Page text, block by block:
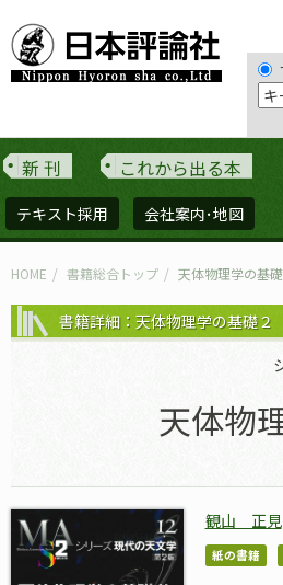
新 刊 これから出る本
テキスト採用 会社案内･地図
HOME 書籍総合トップ 天体物理学の基礎
書籍詳細：天体物理学の基礎２
天体物
観山 正見
紙の書籍